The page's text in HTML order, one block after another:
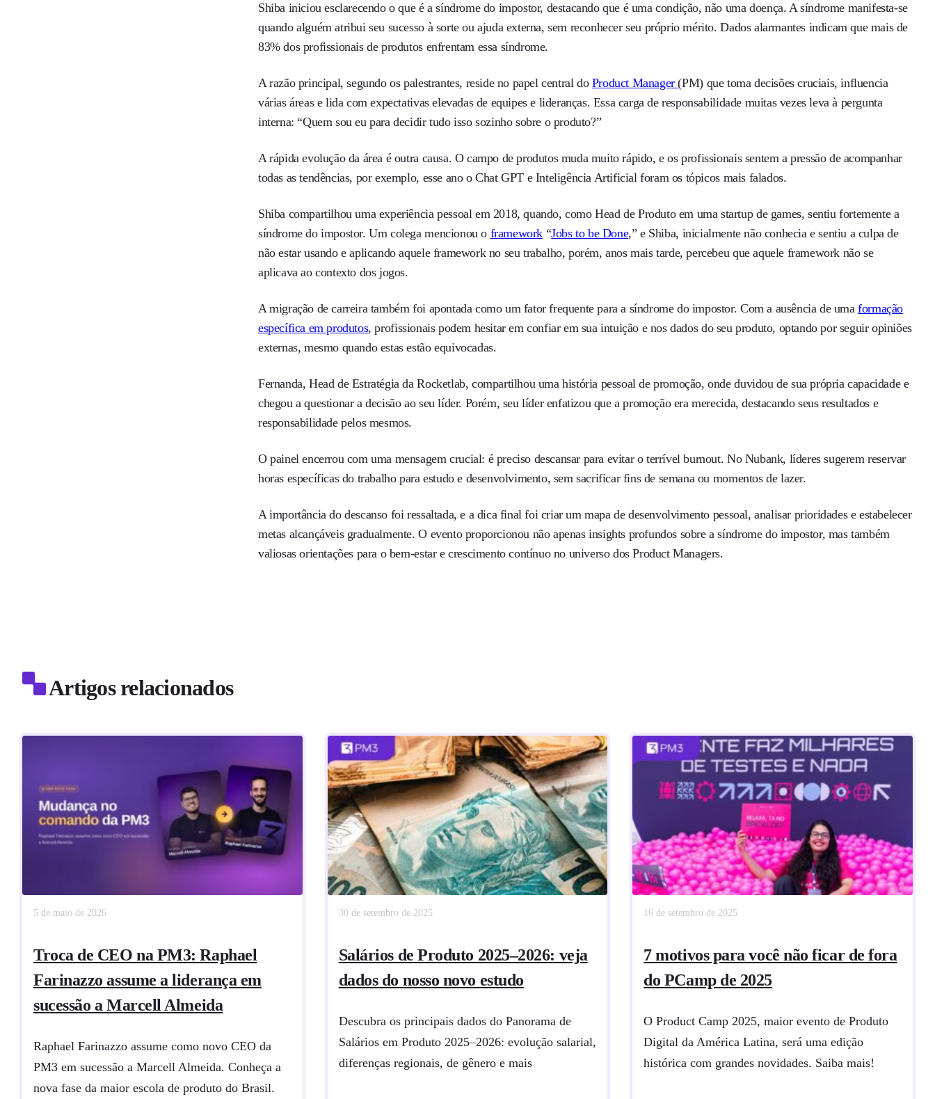
Shiba iniciou esclarecendo o que é a síndrome do impostor, destacando que é uma condição, não uma doença. A síndrome manifesta-se
quando alguém atribui seu sucesso à sorte ou ajuda externa, sem reconhecer seu próprio mérito. Dados alarmantes indicam que mais de
83% dos profissionais de produtos enfrentam essa síndrome.
A razão principal, segundo os palestrantes, reside no papel central do Product Manager(PM) que toma decisões cruciais, influencia
várias áreas e lida com expectativas elevadas de equipes e lideranças. Essa carga de responsabilidade muitas vezes leva à pergunta
interna: “Quem sou eu para decidir tudo isso sozinho sobre o produto?”
A rápida evolução da área é outra causa. O campo de produtos muda muito rápido, e os profissionais sentem a pressão de acompanhar
todas as tendências, por exemplo, esse ano o Chat GPT e Inteligência Artificial foram os tópicos mais falados.
Shiba compartilhou uma experiência pessoal em 2018, quando, como Head de Produto em uma startup de games, sentiu fortemente a
síndrome do impostor. Um colega mencionou o framework“Jobs to be Done,” e Shiba, inicialmente não conhecia e sentiu a culpa de
não estar usando e aplicando aquele framework no seu trabalho, porém, anos mais tarde, percebeu que aquele framework não se
aplicava ao contexto dos jogos.
A migração de carreira também foi apontada como um fator frequente para a síndrome do impostor. Com a ausência de umaformação
específica em produtos, profissionais podem hesitar em confiar em sua intuição e nos dados do seu produto, optando por seguir opiniões
externas, mesmo quando estas estão equivocadas.
Fernanda, Head de Estratégia da Rocketlab, compartilhou uma história pessoal de promoção, onde duvidou de sua própria capacidade e
chegou a questionar a decisão ao seu líder. Porém, seu líder enfatizou que a promoção era merecida, destacando seus resultados e
responsabilidade pelos mesmos.
O painel encerrou com uma mensagem crucial: é preciso descansar para evitar o terrível burnout. No Nubank, líderes sugerem reservar
horas específicas do trabalho para estudo e desenvolvimento, sem sacrificar fins de semana ou momentos de lazer.
A importância do descanso foi ressaltada, e a dica final foi criar um mapa de desenvolvimento pessoal, analisar prioridades e estabelecer
metas alcançáveis gradualmente. O evento proporcionou não apenas insights profundos sobre a síndrome do impostor, mas também
valiosas orientações para o bem-estar e crescimento contínuo no universo dos Product Managers.
Artigos relacionados
5 de maio de 2026
Troca de CEO na PM3: Raphael
Farinazzo assume a liderança em
sucessão a Marcell Almeida
Raphael Farinazzo assume como novo CEO da
PM3 em sucessão a Marcell Almeida. Conheça a
nova fase da maior escola de produto do Brasil.
30 de setembro de 2025
Salários de Produto 2025–2026: veja
dados do nosso novo estudo
Descubra os principais dados do Panorama de
Salários em Produto 2025–2026: evolução salarial,
diferenças regionais, de gênero e mais
16 de setembro de 2025
7 motivos para você não ficar de fora
do PCamp de 2025
O Product Camp 2025, maior evento de Produto
Digital da América Latina, será uma edição
histórica com grandes novidades. Saiba mais!